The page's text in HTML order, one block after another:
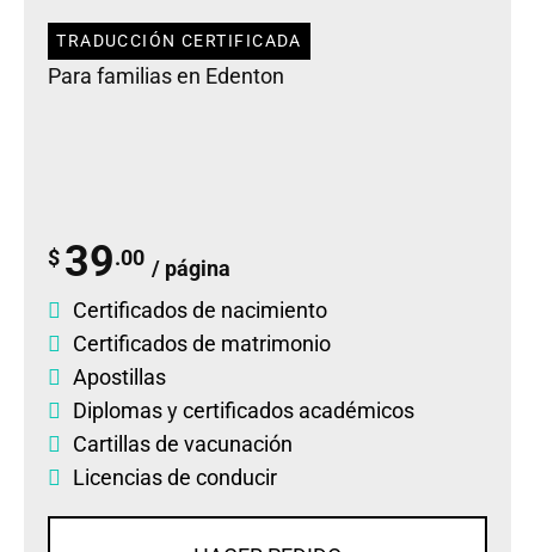
TRADUCCIÓN CERTIFICADA
Para familias en Edenton
$ 39.00 / página
Certificados de nacimiento
Certificados de matrimonio
Apostillas
Diplomasycertificados académicos
Cartillas de vacunación
Licencias de conducir